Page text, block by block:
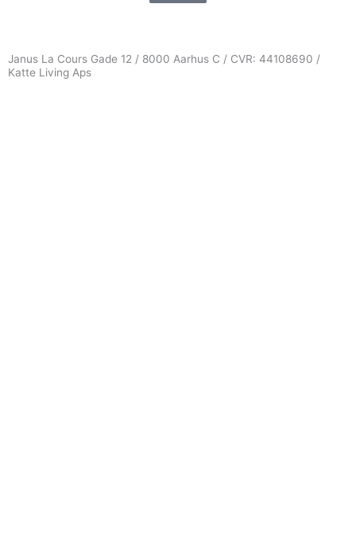
Janus La Cours Gade 12 / 8000 Aarhus C / CVR: 44108690 /
Katte Living Aps